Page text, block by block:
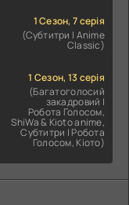
1 Сезон, 7 серія
(Субтитри | Anime
Classic)
1 Сезон, 13 серія
(Багатоголосий
закадровий |
Робота Голосом,
ShiWa & Kioto anime,
Субтитри | Робота
Голосом, Кіото)